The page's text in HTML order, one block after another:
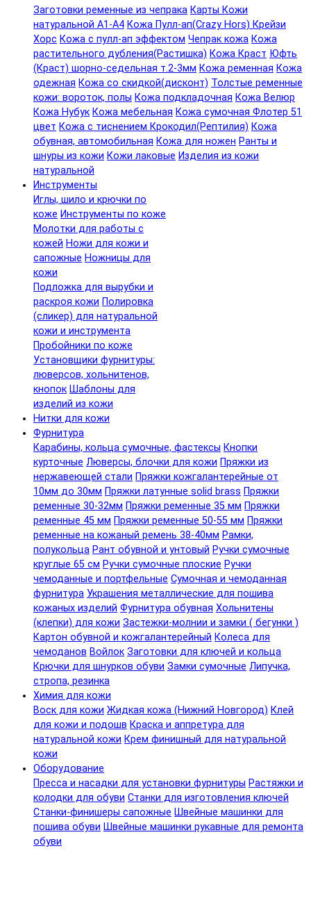
Заготовки ременные из чепрака Карты Кожи
натуральной А1-А4 Кожа Пулл-ап(Crazy Hors) Крейзи
Хорс Кожа с пулл-ап эффектом Чепрак кожа Кожа
растительного дубления(Растишка) Кожа Краст Юфть
(Краст) шорно-седельная т.2-3мм Кожа ременная Кожа
одежная Кожа со скидкой(дисконт) Толстые ременные
кожи: вороток, полы Кожа подкладочная Кожа Велюр
Кожа Нубук Кожа мебельная Кожа сумочная Флотер 51
цвет Кожа с тиснением Крокодил(Рептилия) Кожа
обувная, автомобильная Кожа для ножен Ранты и
шнуры из кожи Кожи лаковые Изделия из кожи
натуральной
Инструменты
Иглы, шило и крючки по
коже Инструменты по коже
Молотки для работы с
кожей Ножи для кожи и
сапожные Ножницы для
кожи
Подложка для вырубки и
раскроя кожи Полировка
(сликер) для натуральной
кожи и инструмента
Пробойники по коже
Установщики фурнитуры:
люверсов, хольнитенов,
кнопок Шаблоны для
изделий из кожи
Нитки для кожи
Фурнитура
Карабины, кольца сумочные, фастексы Кнопки
курточные Люверсы, блочки для кожи Пряжки из
нержавеющей стали Пряжки кожгалантерейные от
10мм до 30мм Пряжки латунные solid brass Пряжки
ременные 30-32мм Пряжки ременные 35 мм Пряжки
ременные 45 мм Пряжки ременные 50-55 мм Пряжки
ременные на кожаный ремень 38-40мм Рамки,
полукольца Рант обувной и унтовый Ручки сумочные
круглые 65 см Ручки сумочные плоские Ручки
чемоданные и портфельные Сумочная и чемоданная
фурнитура Украшения металлические для пошива
кожаных изделий Фурнитура обувная Хольнитены
(клепки) для кожи Застежки-молнии и замки ( бегунки )
Картон обувной и кожгалантерейный Колеса для
чемоданов Войлок Заготовки для ключей и кольца
Крючки для шнурков обуви Замки сумочные Липучка,
стропа, резинка
Химия для кожи
Воск для кожи Жидкая кожа (Нижний Новгород) Клей
для кожи и подошв Краска и аппретура для
натуральной кожи Крем финишный для натуральной
кожи
Оборудование
Пресса и насадки для установки фурнитуры Растяжки и
колодки для обуви Станки для изготовления ключей
Станки-финишеры сапожные Швейные машинки для
пошива обуви Швейные машинки рукавные для ремонта
обуви